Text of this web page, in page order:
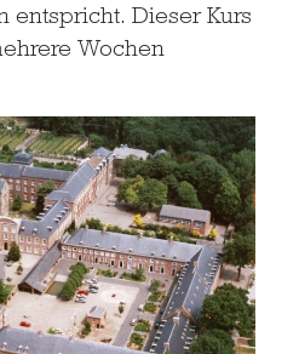
entspricht. Dieser Kurs
Wochen